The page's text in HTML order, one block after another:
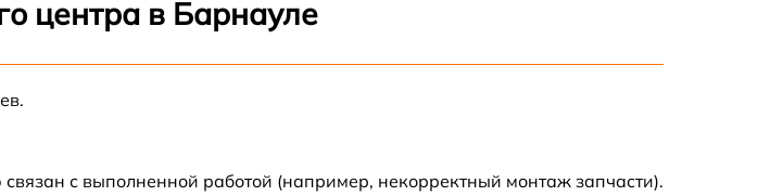
30 минцентра в Барнауле
с выполненной работой (например, некорректный монтаж запчасти).